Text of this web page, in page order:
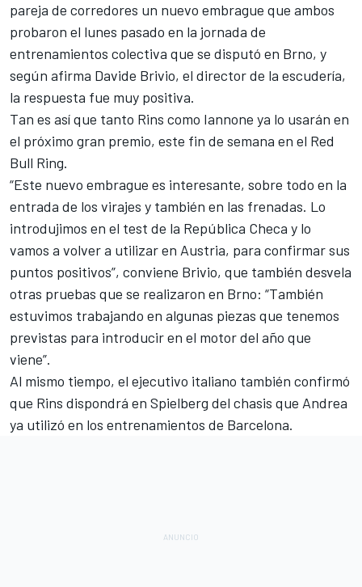
pareja de corredores un nuevo embrague que ambos
probaron el lunes pasado en la jornada de
entrenamientos colectiva que se disputó en Brno, y
según afirma Davide Brivio, el director de la escudería,
la respuesta fue muy positiva.
Tan es así que tanto Rins como Iannone ya lo usarán en
el próximo gran premio, este fin de semana en el Red
Bull Ring.
“Este nuevo embrague es interesante, sobre todo en la
entrada de los virajes y también en las frenadas. Lo
introdujimos en el test de la República Checa y lo
vamos a volver a utilizar en Austria, para confirmar sus
puntos positivos”, conviene Brivio, que también desvela
otras pruebas que se realizaron en Brno: “También
estuvimos trabajando en algunas piezas que tenemos
previstas para introducir en el motor del año que
viene”.
Al mismo tiempo, el ejecutivo italiano también confirmó
que Rins dispondrá en Spielberg del chasis que Andrea
ya utilizó en los entrenamientos de Barcelona.